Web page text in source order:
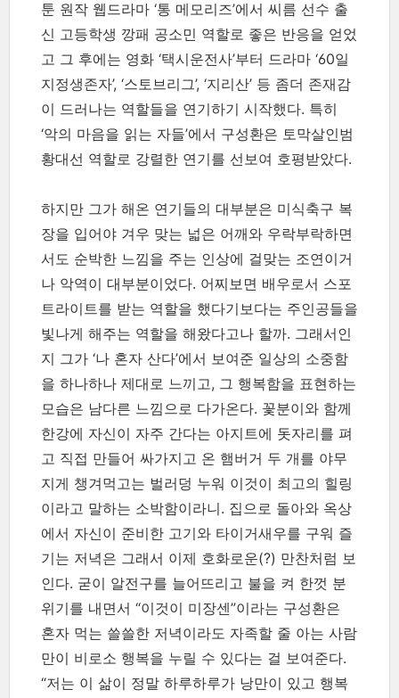
툰 원작 웹드라마 ‘통 메모리즈’에서 씨름 선수 출
신 고등학생 깡패 공소민 역할로 좋은 반응을 얻었
고 그 후에는 영화 ‘택시운전사’부터 드라마 ‘60일
지정생존자’, ‘스토브리그’, ‘지리산’ 등 좀더 존재감
이 드러나는 역할들을 연기하기 시작했다. 특히
‘악의 마음을 읽는 자들’에서 구성환은 토막살인범
황대선 역할로 강렬한 연기를 선보여 호평받았다.
하지만 그가 해온 연기들의 대부분은 미식축구 복
장을 입어야 겨우 맞는 넓은 어깨와 우락부락하면
서도 순박한 느낌을 주는 인상에 걸맞는 조연이거
나 악역이 대부분이었다. 어찌보면 배우로서 스포
트라이트를 받는 역할을 했다기보다는 주인공들을
빛나게 해주는 역할을 해왔다고나 할까. 그래서인
지 그가 ‘나 혼자 산다’에서 보여준 일상의 소중함
을 하나하나 제대로 느끼고, 그 행복함을 표현하는
모습은 남다른 느낌으로 다가온다. 꽃분이와 함께
한강에 자신이 자주 간다는 아지트에 돗자리를 펴
고 직접 만들어 싸가지고 온 햄버거 두 개를 야무
지게 챙겨먹고는 벌러덩 누워 이것이 최고의 힐링
이라고 말하는 소박함이라니. 집으로 돌아와 옥상
에서 자신이 준비한 고기와 타이거새우를 구워 즐
기는 저녁은 그래서 이제 호화로운(?) 만찬처럼 보
인다. 굳이 알전구를 늘어뜨리고 불을 켜 한껏 분
위기를 내면서 “이것이 미장센”이라는 구성환은
혼자 먹는 쓸쓸한 저녁이라도 자족할 줄 아는 사람
만이 비로소 행복을 누릴 수 있다는 걸 보여준다.
“저는 이 삶이 정말 하루하루가 낭만이 있고 행복